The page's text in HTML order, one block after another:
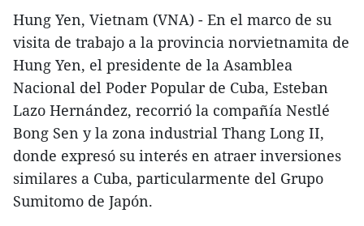
Hung Yen, Vietnam (VNA) - En el marco de su
visita de trabajo a la provincia norvietnamita de
Hung Yen, el presidente de la Asamblea
Nacional del Poder Popular de Cuba, Esteban
Lazo Hernández, recorrió la compañía Nestlé
Bong Sen y la zona industrial Thang Long II,
donde expresó su interés en atraer inversiones
similares a Cuba, particularmente del Grupo
Sumitomo de Japón.